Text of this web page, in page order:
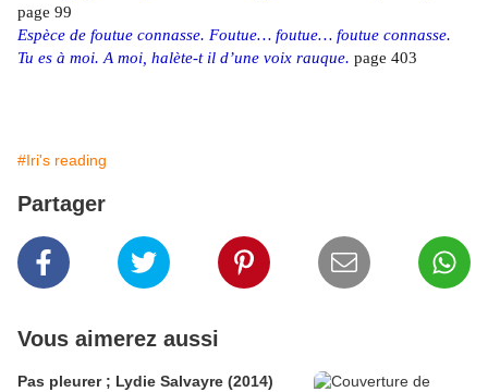
page 99
Espèce de foutue connasse. Foutue… foutue… foutue connasse.
Tu es à moi. A moi, halète-t il d’une voix rauque. page 403
#Iri's reading
Partager
Vous aimerez aussi
Pas pleurer ; Lydie Salvayre (2014)